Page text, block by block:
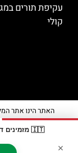
🇮🇹 מזמינים דרך Booking? קבלו
×
עקיפת תורים
קולי
האתר הינו אתר